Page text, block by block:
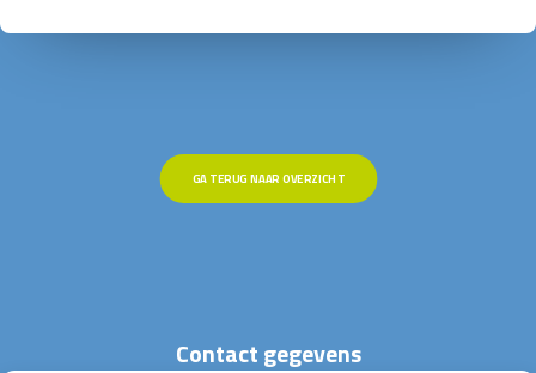
GA TERUG NAAR OVERZICHT
Contact gegevens